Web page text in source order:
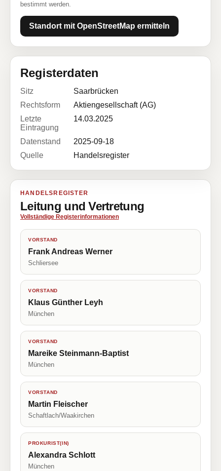
bestimmt werden.
Standort mit OpenStreetMap ermitteln
Registerdaten
Sitz
Saarbrücken
Rechtsform
Aktiengesellschaft (AG)
Letzte
Eintragung
14.03.2025
Datenstand
2025-09-18
Quelle
Handelsregister
HANDELSREGISTER
Leitung und Vertretung
Vollständige Registerinformationen
VORSTAND
Frank Andreas Werner
Schliersee
VORSTAND
Klaus Günther Leyh
München
VORSTAND
Mareike Steinmann-Baptist
München
VORSTAND
Martin Fleischer
Schaftlach/Waakirchen
PROKURIST(IN)
Alexandra Schlott
München